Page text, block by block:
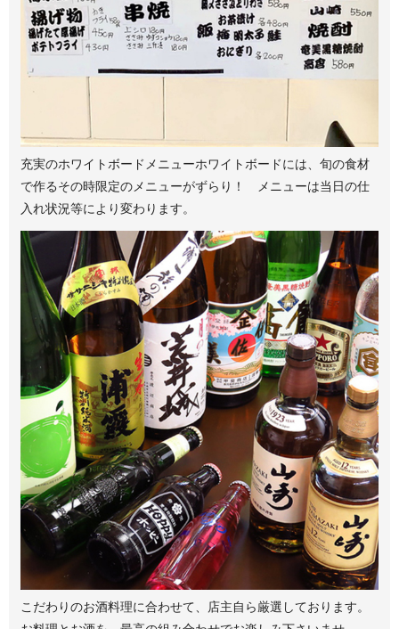
充実のホワイトボードメニューホワイトボードには、旬の食材
で作るその時限定のメニューがずらり！ メニューは当日の仕
入れ状況等により変わります。
こだわりのお酒料理に合わせて、店主自ら厳選しております。